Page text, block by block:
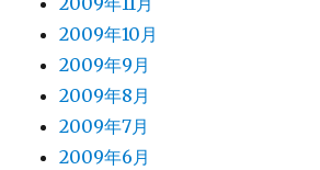
2009年10月
2009年9月
2009年8月
2009年7月
2009年6月